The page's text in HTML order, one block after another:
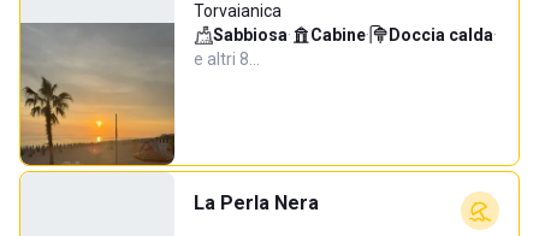
Torvaianica
Sabbiosa· Cabine· Doccia calda·
e altri 8…
La Perla Nera